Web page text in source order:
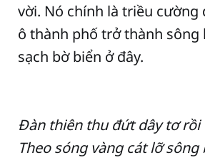
vời. Nó chính là triều
ô thành phố trở thành
sạch bờ biển ở đây.
Đàn thiên thu đứt dây tơ rồi
Theo sóng vàng cát lỡ sông